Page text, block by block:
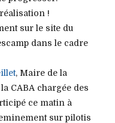
!
sur le site du
dans le cadre
, Maire de la
CABA chargée des
ce matin à
sur pilotis